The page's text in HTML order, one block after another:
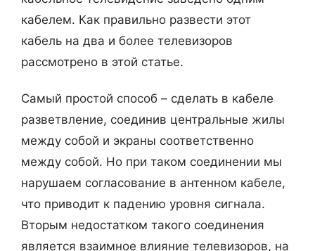
т
л
и
ч
а
е
т
с
кабелем. Как правильно развести этот
кабель на два и более телевизоров
рассмотрено в этой статье.
Самый простой способ – сделать в кабеле
разветвление, соединив центральные жилы
между собой и экраны соответственно
между собой. Но при таком соединении мы
нарушаем согласование в антенном кабеле,
что приводит к падению уровня сигнала.
Вторым недостатком такого соединения
является взаимное влияние телевизоров, на